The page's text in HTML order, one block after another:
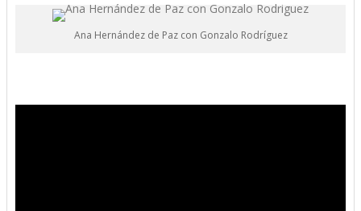
Ana Hernández de Paz con Gonzalo Rodríguez